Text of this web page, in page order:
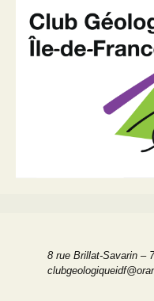
articles
8 rue Brillat-Savarin –